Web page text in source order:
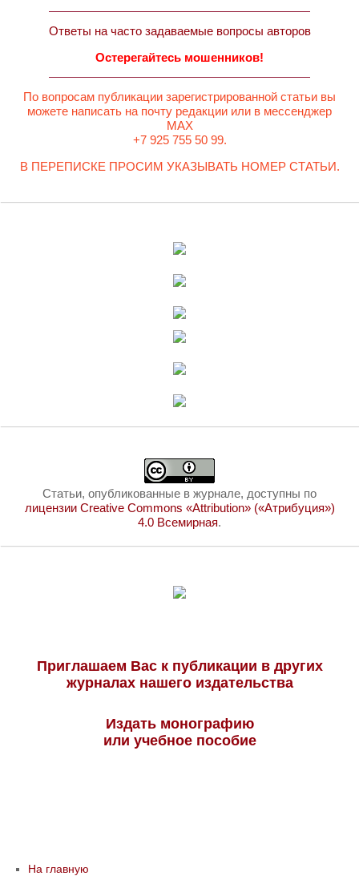
Ответы на часто задаваемые вопросы авторов
Остерегайтесь мошенников!
По вопросам публикации зарегистрированной статьи вы
можете написать на почту редакции или в мессенджер
MAX
+7 925 755 50 99.
В ПЕРЕПИСКЕ ПРОСИМ УКАЗЫВАТЬ НОМЕР СТАТЬИ.
Статьи, опубликованные в журнале, доступны по
лицензии Creative Commons «Attribution» («Атрибуция»)
4.0 Всемирная.
Приглашаем Вас к публикации в других
журналах нашего издательства
Издать монографию
или учебное пособие
На главную